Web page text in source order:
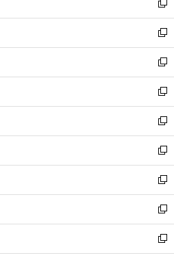
く
で
開
く
ド
ウ
で
開
く
い
ウ
ィ
ン
ド
ウ
で
開
く
新
し
い
ウ
ィ
ン
ド
ウ
で
開
く
新
し
い
ウ
ィ
ン
ド
ウ
で
開
く
新
し
い
ウ
ィ
ン
ド
ウ
で
開
く
新
し
い
ウ
ィ
ン
ド
ウ
で
開
く
新
し
い
ウ
ィ
ン
ド
ウ
で
開
新
し
い
ウ
ィ
ン
ド
ウ
新
し
い
ウ
ィ
ン
新
し
い
ウ
新
し